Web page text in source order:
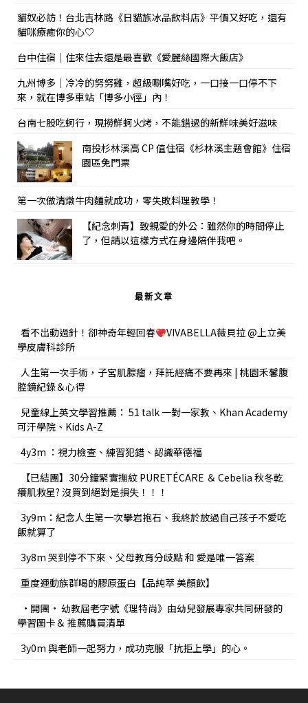
貓奴必訪！台北吉林路《日貓族冰品飲料店》平價又好吃，還有
貓咪療癒你的心♡
台中住宿｜住來住去還是最喜歡《愛麗絲國際大飯店》
九州博多｜冷冷的努努雞，超級唰嘴好吃，一口接一口停不下
來，就在博多車站「博多小徑」內！
台南七股吃蚵行，現撈鮮蚵火烤，不能錯過的新鮮味美好滋味
南投杉林溪高 CP 值住宿《杉林溪主題會館》住宿
園區免門票
第一次做清燉牛肉麵就成功，零失敗料理教學！
【紀念刺青】致親愛的外公：雖然你的時間停止
了，但請以這樣方式在身邊陪伴我吧。
最新文章
看不出動過針！卻神奇年輕回春
VIVABELLA薇貝拉 @上立美
學皮膚科診所
人生第一次手術，子宮肌腺瘤，拜託經痛不要再來 | 桃園禾馨腹
腔鏡紀錄＆心得
兒童線上英文學習推薦： 51 talk 一對一家教、Khan Academy
可汗學院、Kids A-Z
4y3m ：視力檢查、練習犯錯、認識華德福
【已結團】30分鐘緊實撫紋 PURETÉCARE ＆ Cebelia 秋冬乾
癢肌救星? 沒買到絕對是損失！！！
3y9m：紀念人生第一次攀岩抱石、我終於放過自己孩子不愛吃
飯就算了
3y8m 哭到停不下來、父母教育分歧點 和 愛是唯一答案
重度運動族群喝的膠原蛋白【品純萃 美顏飲】
•開團• 幼教屆老字號《理特尚》由幼兒發展專家共同研發的
學習圖卡＆ 推薦購買清單
3y0m 與老師一起努力，成功克服「抗拒上學」的心。